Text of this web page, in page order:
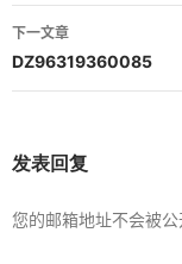
导
航
下一文章
DZ96319360085
发表回复
您的邮箱地址不会被公